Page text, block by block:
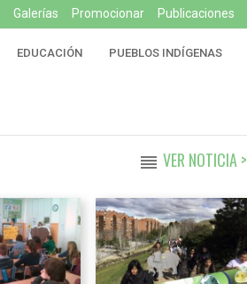
Galerías Promocionar
Publicaciones
EDUCACIÓN PUEBLOS INDÍGENAS
reorder VER NOTICIA >